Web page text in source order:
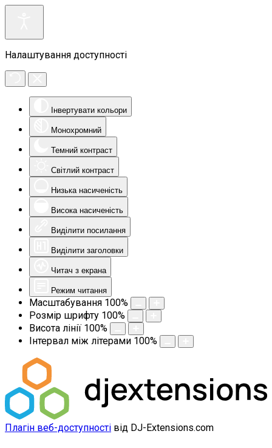
Налаштування доступності
Інвертувати кольори
Монохромний
Темний контраст
Світлий контраст
Низька насиченість
Висока насиченість
Виділити посилання
Виділити заголовки
Читач з екрана
Режим читання
Масштабування 100%
Розмір шрифту 100%
Висота лінії 100%
Інтервал між літерами 100%
Плагін веб-доступності від DJ-Extensions.com